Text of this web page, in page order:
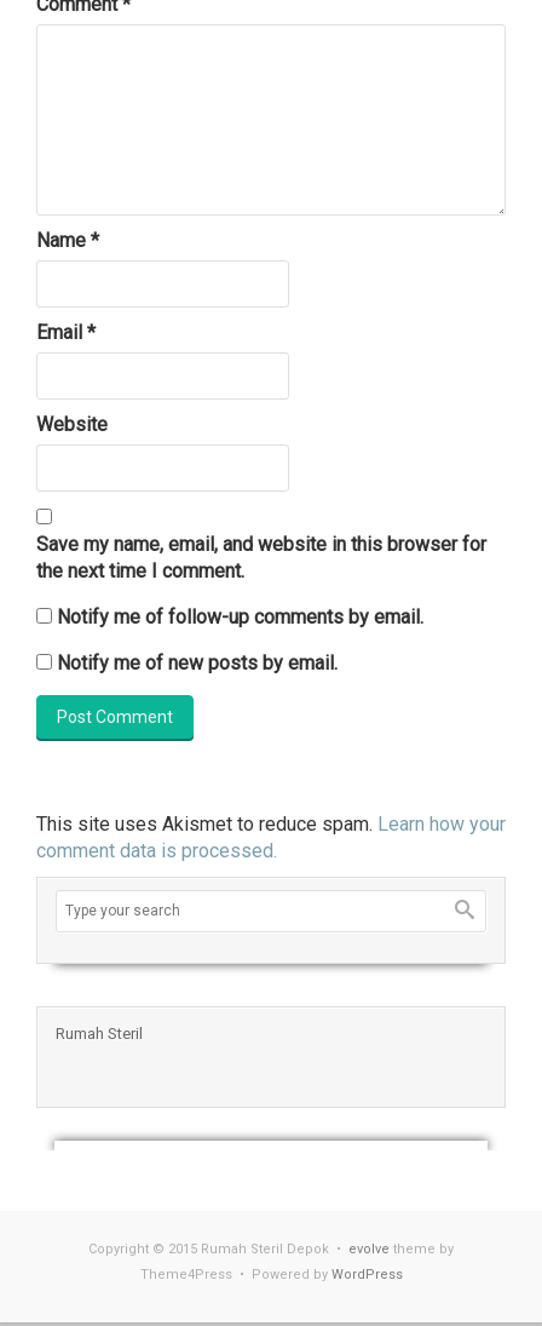
Name *
Email *
Website
Save my name, email, and website in this browser for
the next time I comment.
Notify me of follow-up comments by email.
Notify me of new posts by email.
This site uses Akismet to reduce spam. Learn how your
comment data is processed.
Rumah Steril
Copyright © 2015 Rumah Steril Depok • evolve theme by
Theme4Press • Powered by WordPress